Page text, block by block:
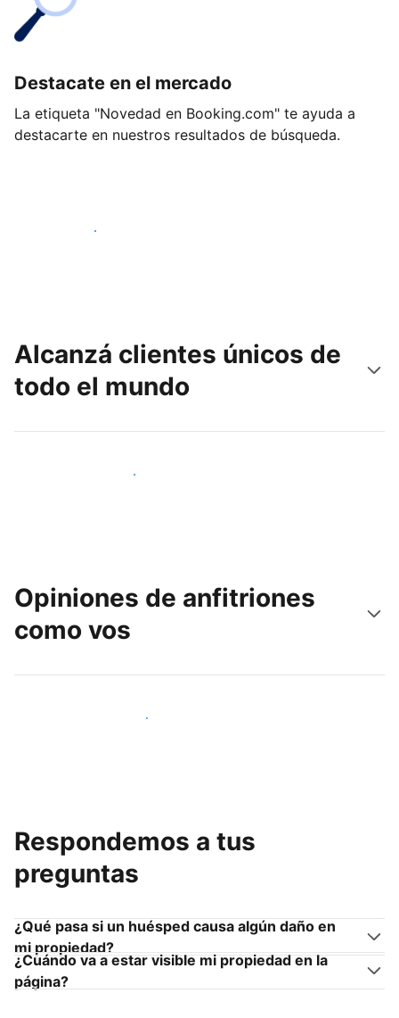
Destacate en el mercado
La etiqueta "Novedad en Booking.com" te ayuda a
destacarte en nuestros resultados de búsqueda.
Empezá hoy mismo
Alcanzá clientes únicos de
todo el mundo
Llegá a huéspedes nuevos hoy
Opiniones de anfitriones
como vos
Unite a otros anfitriones como vos
Respondemos a tus
preguntas
¿Qué pasa si un huésped causa algún daño en
mi propiedad?
¿Cuándo va a estar visible mi propiedad en la
página?